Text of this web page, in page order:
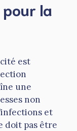
la
est
une
non
et
doit pas être